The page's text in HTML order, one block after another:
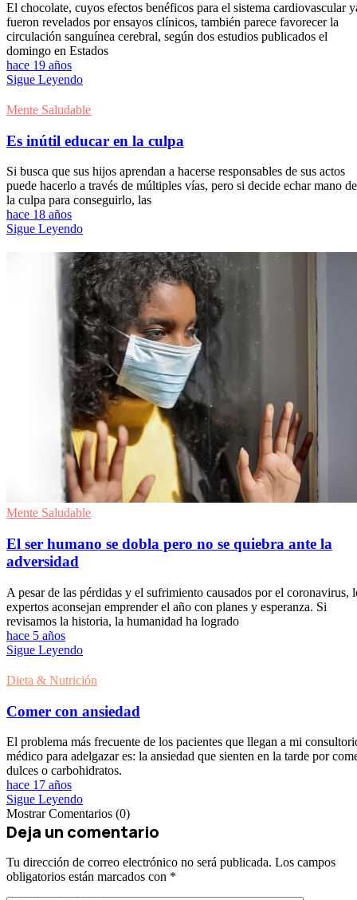
El chocolate, cuyos efectos benéficos para el sistema cardiovascular
fueron revelados por ensayos clínicos, también parece favorecer la
circulación sanguínea cerebral, según dos estudios publicados el
domingo en Estados
hace 19 años
Sigue Leyendo
Mente Saludable
Es inútil educar en la culpa
Si busca que sus hijos aprendan a hacerse responsables de sus actos
puede hacerlo a través de múltiples vías, pero si decide echar mano de
la culpa para conseguirlo, las
hace 18 años
Sigue Leyendo
Mente Saludable
El ser humano se dobla pero no se quiebra ante la
adversidad
A pesar de las pérdidas y el sufrimiento causados por el coronavirus,
expertos aconsejan emprender el año con planes y esperanza. Si
revisamos la historia, la humanidad ha logrado
hace 5 años
Sigue Leyendo
Dieta & Nutrición
Comer con ansiedad
El problema más frecuente de los pacientes que llegan a mi
médico para adelgazar es: la ansiedad que sienten en la tarde por
dulces o carbohidratos.
hace 17 años
Sigue Leyendo
Mostrar Comentarios (0)
Deja un comentario
Tu dirección de correo electrónico no será publicada. Los campos
obligatorios están marcados con *